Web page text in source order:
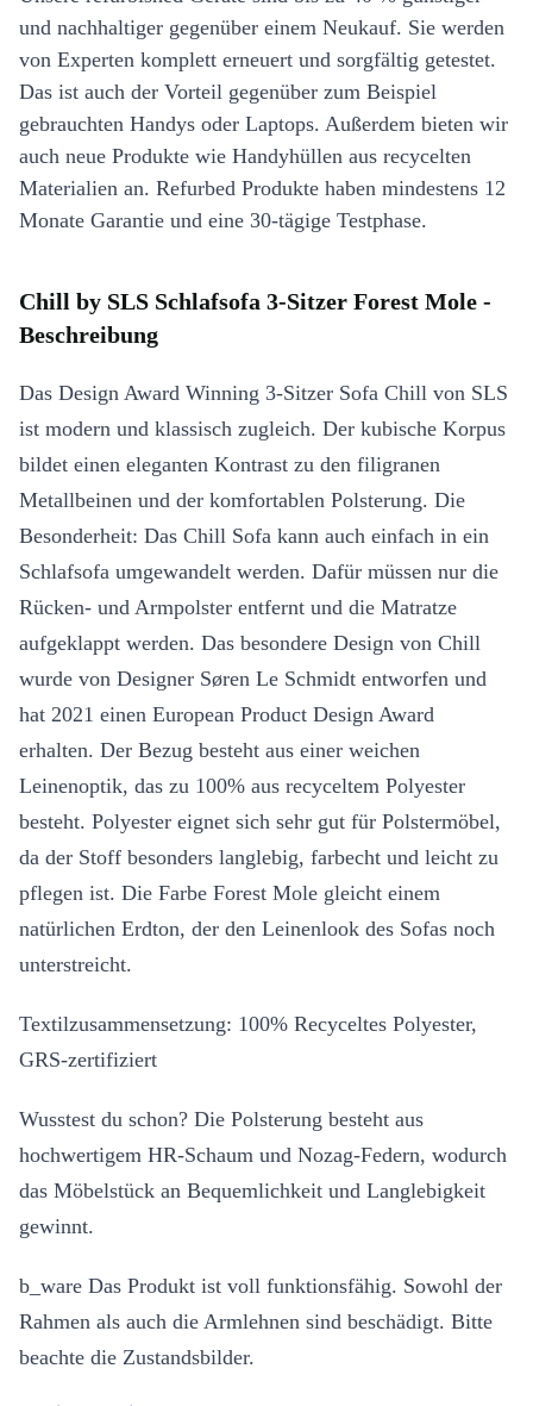
und nachhaltiger gegenüber einem Neukauf. Sie werden
von Experten komplett erneuert und sorgfältig getestet.
Das ist auch der Vorteil gegenüber zum Beispiel
gebrauchten Handys oder Laptops. Außerdem bieten wir
auch neue Produkte wie Handyhüllen aus recycelten
Materialien an. Refurbed Produkte haben mindestens 12
Monate Garantie und eine 30-tägige Testphase.
Chill by SLS Schlafsofa 3-Sitzer Forest Mole -
Beschreibung
Das Design Award Winning 3-Sitzer Sofa Chill von SLS
ist modern und klassisch zugleich. Der kubische Korpus
bildet einen eleganten Kontrast zu den filigranen
Metallbeinen und der komfortablen Polsterung. Die
Besonderheit: Das Chill Sofa kann auch einfach in ein
Schlafsofa umgewandelt werden. Dafür müssen nur die
Rücken- und Armpolster entfernt und die Matratze
aufgeklappt werden. Das besondere Design von Chill
wurde von Designer Søren Le Schmidt entworfen und
hat 2021 einen European Product Design Award
erhalten. Der Bezug besteht aus einer weichen
Leinenoptik, das zu 100% aus recyceltem Polyester
besteht. Polyester eignet sich sehr gut für Polstermöbel,
da der Stoff besonders langlebig, farbecht und leicht zu
pflegen ist. Die Farbe Forest Mole gleicht einem
natürlichen Erdton, der den Leinenlook des Sofas noch
unterstreicht.
Textilzusammensetzung: 100% Recyceltes Polyester,
GRS-zertifiziert
Wusstest du schon? Die Polsterung besteht aus
hochwertigem HR-Schaum und Nozag-Federn, wodurch
das Möbelstück an Bequemlichkeit und Langlebigkeit
gewinnt.
b_ware Das Produkt ist voll funktionsfähig. Sowohl der
Rahmen als auch die Armlehnen sind beschädigt. Bitte
beachte die Zustandsbilder.